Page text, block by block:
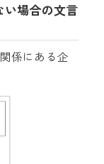
い場合の文言
係にある企